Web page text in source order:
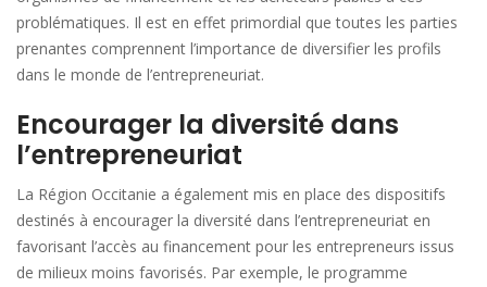
problématiques. Il est en effet primordial que toutes les parties
prenantes comprennent l’importance de diversifier les profils
dans le monde de l’entrepreneuriat.
Encourager la diversité dans
l’entrepreneuriat
La Région Occitanie a également mis en place des dispositifs
destinés à encourager la diversité dans l’entrepreneuriat en
favorisant l’accès au financement pour les entrepreneurs issus
de milieux moins favorisés. Par exemple, le programme